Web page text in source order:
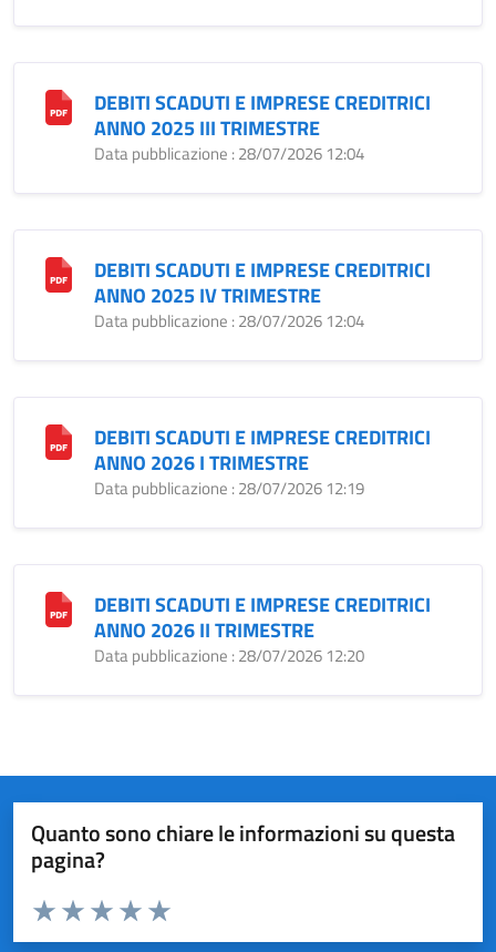
DEBITI SCADUTI E IMPRESE CREDITRICI
ANNO 2025 III TRIMESTRE
Data pubblicazione : 28/07/2026 12:04
DEBITI SCADUTI E IMPRESE CREDITRICI
ANNO 2025 IV TRIMESTRE
Data pubblicazione : 28/07/2026 12:04
DEBITI SCADUTI E IMPRESE CREDITRICI
ANNO 2026 I TRIMESTRE
Data pubblicazione : 28/07/2026 12:19
DEBITI SCADUTI E IMPRESE CREDITRICI
ANNO 2026 II TRIMESTRE
Data pubblicazione : 28/07/2026 12:20
Quanto sono chiare le informazioni su questa
pagina?
Valuta da 1 a 5 stelle la pagina
Valuta 5 stelle su 5
Valuta 4 stelle su 5
Valuta 3 stelle su 5
Valuta 2 stelle su 5
Valuta 1 stelle su 5